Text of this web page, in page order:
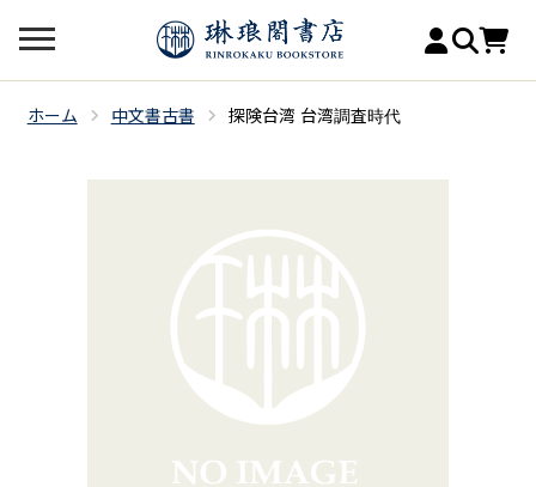
ホーム 中文書古書 探険台湾 台湾調査時代